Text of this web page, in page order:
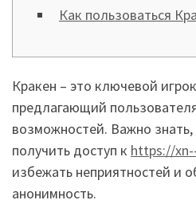
Как пользоваться
Кракен – это ключевой
предлагающий
возможностей. Важно знать,
получить доступ к https://
избежать неприятностей и
анонимность.